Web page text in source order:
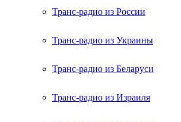
Транс-радио из России
Транс-радио из Украины
Транс-радио из Беларуси
Транс-радио из Израиля